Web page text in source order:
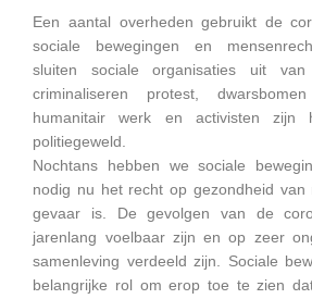
Een aantal overheden gebruikt de
sociale bewegingen en
sluiten sociale organisaties uit van
criminaliseren protest, dwarsbomen
humanitair werk en activisten zijn
politiegeweld.
Nochtans hebben we sociale
nodig nu het recht op gezondheid van
gevaar is. De gevolgen van de
jarenlang voelbaar zijn en op zeer
samenleving verdeeld zijn. Sociale
belangrijke rol om erop toe te zien